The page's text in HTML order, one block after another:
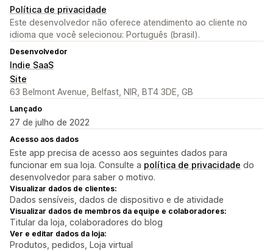
Política de privacidade
Este desenvolvedor não oferece atendimento ao cliente no
idioma que você selecionou: Português (brasil).
Desenvolvedor
Indie SaaS
Site
63 Belmont Avenue, Belfast, NIR, BT4 3DE, GB
Lançado
27 de julho de 2022
Acesso aos dados
Este app precisa de acesso aos seguintes dados para
funcionar em sua loja. Consulte a política de privacidade do
desenvolvedor para saber o motivo.
Visualizar dados de clientes:
Dados sensíveis, dados de dispositivo e de atividade
Visualizar dados de membros da equipe e colaboradores:
Titular da loja, colaboradores do blog
Ver e editar dados da loja:
Produtos, pedidos, Loja virtual